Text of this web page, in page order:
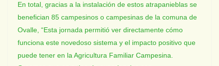
En total, gracias a la instalación de estos atrapanieblas se
benefician 85 campesinos o campesinas de la comuna de
Ovalle, “Esta jornada permitió ver directamente cómo
funciona este novedoso sistema y el impacto positivo que
puede tener en la Agricultura Familiar Campesina.